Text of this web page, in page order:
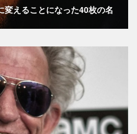
えることになった40枚の名